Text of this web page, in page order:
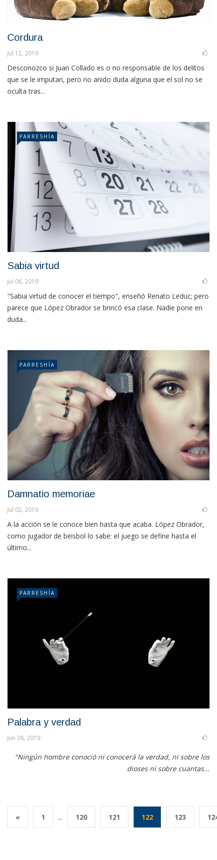
Cordura
Jul 12, 2019
Desconozco si Juan Collado es o no responsable de los delitos
que se le imputan, pero no anido duda alguna que el sol no se
oculta tras...
PARRESHÍA
Sabia virtud
Jul 06, 2019
"Sabia virtud de conocer el tiempo", enseñó Renato Leduc; pero
parece que López Obrador se brincó esa clase. Nadie pone en
duda...
PARRESHÍA
Damnatio memoriae
Jul 02, 2019
A la acción se le conoce bien hasta que acaba. López Obrador,
como jugador de beisbol lo sabe: el juego se define hasta el
último...
PARRESHÍA
Palabra y verdad
Jun 28, 2019
"Ningún hombre conoció ni conocerá la verdad, ni sobre los
dioses ni sobre cuantas...
« 1 ... 120 121 122 123